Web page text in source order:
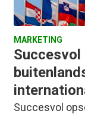
MARKETING
Succesvol
Succesvol